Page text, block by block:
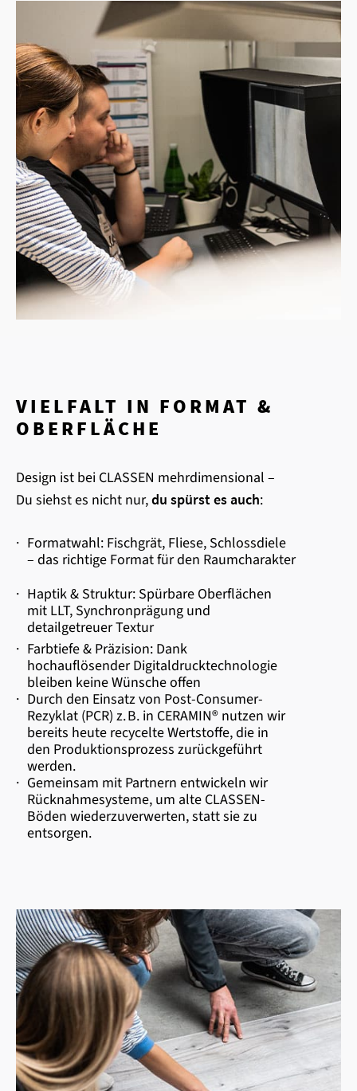
VIELFALT IN FORMAT &
OBERFLÄCHE
Design ist bei CLASSEN mehrdimensional –
Du siehst es nicht nur,du spürst es auch:
· Formatwahl: Fischgrät, Fliese, Schlossdiele
– das richtige Format für den Raumcharakter
· Haptik & Struktur: Spürbare Oberflächen
mit LLT, Synchronprägung und
detailgetreuer Textur
· Farbtiefe & Präzision: Dank
hochauflösender Digitaldrucktechnologie
bleiben keine Wünsche offen
· Durch den Einsatz von Post-Consumer-
Rezyklat (PCR) z. B. in CERAMIN® nutzen wir
bereits heute recycelte Wertstoffe, die in
den Produktionsprozess zurückgeführt
werden.
· Gemeinsam mit Partnern entwickeln wir
Rücknahmesysteme, um alte CLASSEN-
Böden wiederzuverwerten, statt sie zu
entsorgen.